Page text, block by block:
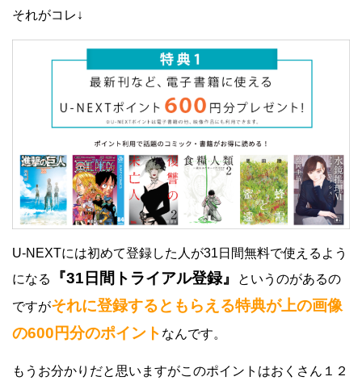
それがコレ↓
U-NEXTには初めて登録した人が31日間無料で使えるよう
になる
『31日間トライアル登録』
というのがあるの
ですがそれに登録するともらえる特典が上の画像
の600円分のポイント なんです。
もうお分かりだと思いますがこのポイントはおくさん１２